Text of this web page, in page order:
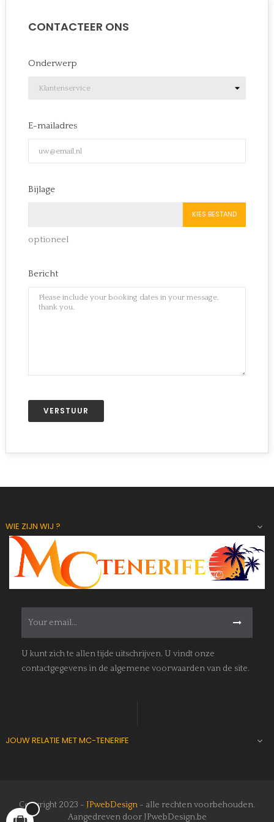
CONTACTEER ONS
Onderwerp
E-mailadres
Bijlage
KIES BESTAND
optioneel
Bericht
WIE ZIJN WIJ ? 
U kunt zich te allen tijde uitschrijven. U vindt onze
contactgegevens in de algemene voorwaarden van de site.
JOUW RELATIE MET MC-TENERIFE 
Copyright 2023 - JPwebDesign - alle rechten voorbehouden.
Aangedreven door JPwebDesign.be